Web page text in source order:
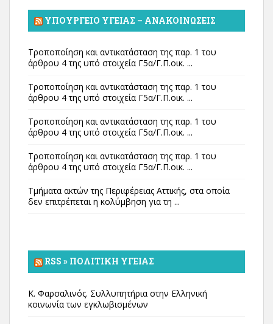
ΥΠΟΥΡΓΕΊΟ ΥΓΕΊΑΣ – ΑΝΑΚΟΙΝΏΣΕΙΣ
Τροποποίηση και αντικατάσταση της παρ. 1 του
άρθρου 4 της υπό στοιχεία Γ5α/Γ.Π.οικ. ...
Τροποποίηση και αντικατάσταση της παρ. 1 του
άρθρου 4 της υπό στοιχεία Γ5α/Γ.Π.οικ. ...
Τροποποίηση και αντικατάσταση της παρ. 1 του
άρθρου 4 της υπό στοιχεία Γ5α/Γ.Π.οικ. ...
Τροποποίηση και αντικατάσταση της παρ. 1 του
άρθρου 4 της υπό στοιχεία Γ5α/Γ.Π.οικ. ...
Τμήματα ακτών της Περιφέρειας Αττικής, στα οποία
δεν επιτρέπεται η κολύμβηση για τη ...
RSS » ΠΟΛΙΤΙΚΉ ΥΓΕΊΑΣ
Κ. Φαρσαλινός. Συλλυπητήρια στην Ελληνική
κοινωνία των εγκλωβισμένων